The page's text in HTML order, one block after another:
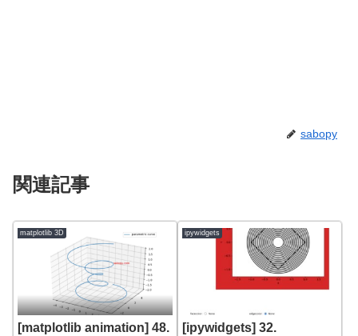
sabopy
関連記事
matplotlib 3D
[matplotlib animation] 48.
ipywidgets
[ipywidgets] 32.